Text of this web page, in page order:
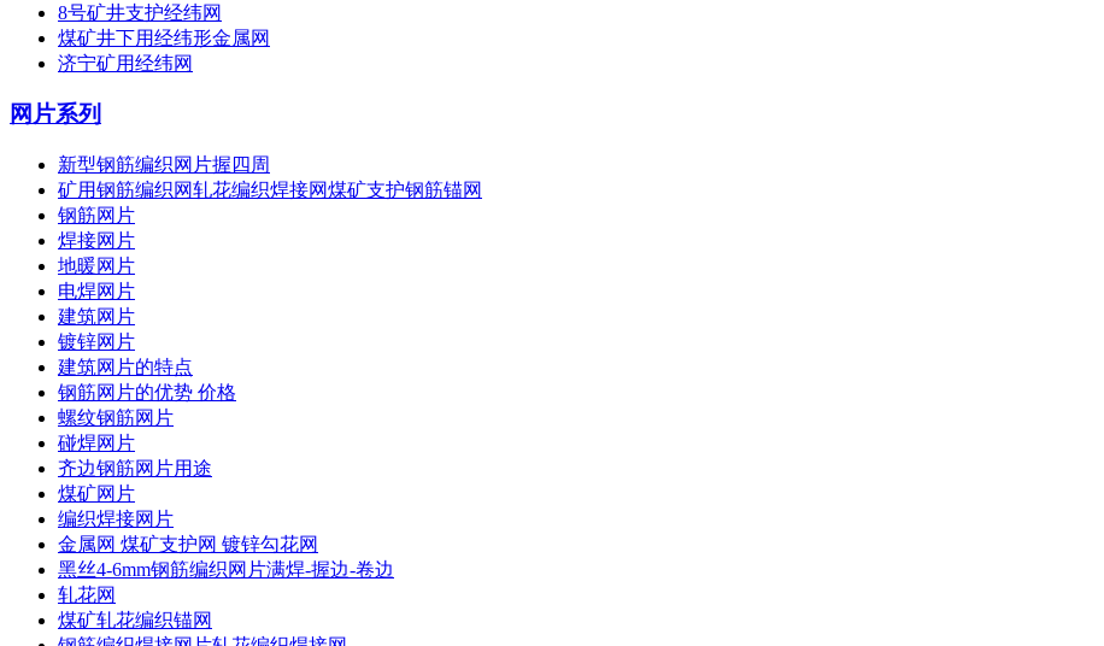
8号矿井支护经纬网
煤矿井下用经纬形金属网
济宁矿用经纬网
网片系列
新型钢筋编织网片握四周
矿用钢筋编织网轧花编织焊接网煤矿支护钢筋锚网
钢筋网片
焊接网片
地暖网片
电焊网片
建筑网片
镀锌网片
建筑网片的特点
钢筋网片的优势 价格
螺纹钢筋网片
碰焊网片
齐边钢筋网片用途
煤矿网片
编织焊接网片
金属网 煤矿支护网 镀锌勾花网
黑丝4-6mm钢筋编织网片满焊-握边-卷边
轧花网
煤矿轧花编织锚网